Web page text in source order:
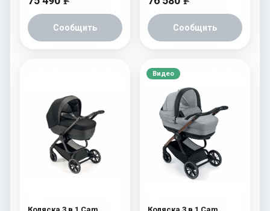
Сообщить Сообщить
Видео